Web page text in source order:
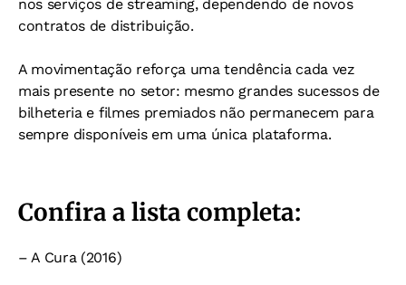
nos serviços de streaming, dependendo de novos
contratos de distribuição.
A movimentação reforça uma tendência cada vez
mais presente no setor: mesmo grandes sucessos de
bilheteria e filmes premiados não permanecem para
sempre disponíveis em uma única plataforma.
Confira a lista completa:
– A Cura (2016)